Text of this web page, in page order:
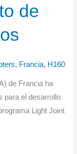
de
, Francia, H160
de Francia ha
para el desarrollo
Light Joint